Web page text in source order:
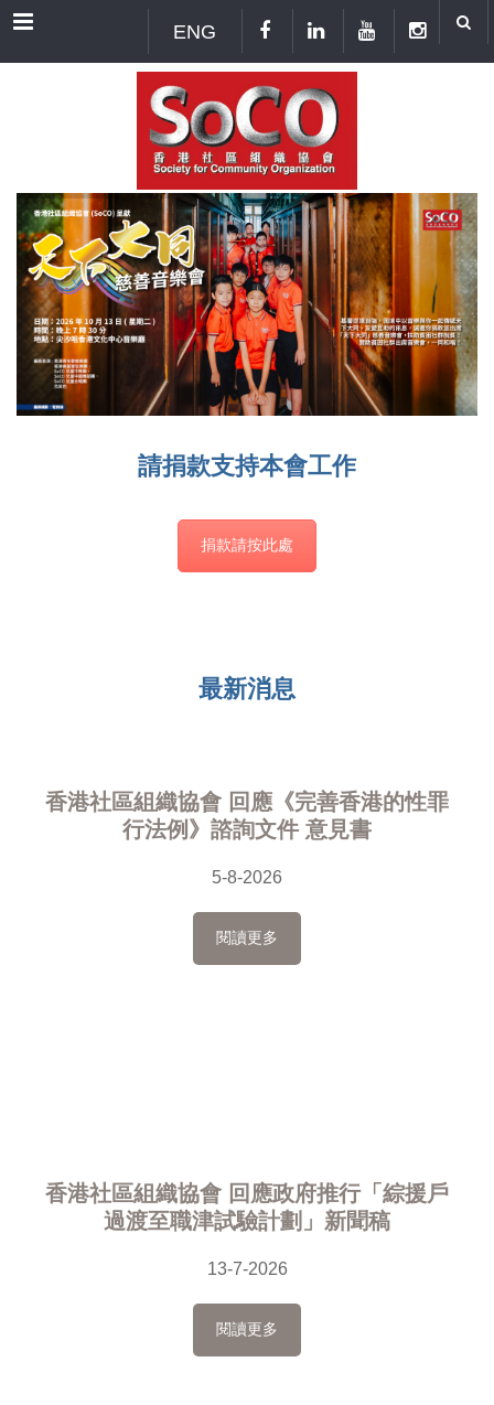
Menu ENG
請捐款支持本會工作
捐款請按此處
最新消息
香港社區組織協會 回應《完善香港的性罪
行法例》諮詢文件 意見書
5-8-2026
閱讀更多
香港社區組織協會 回應政府推行「綜援戶
過渡至職津試驗計劃」新聞稿
13-7-2026
閱讀更多